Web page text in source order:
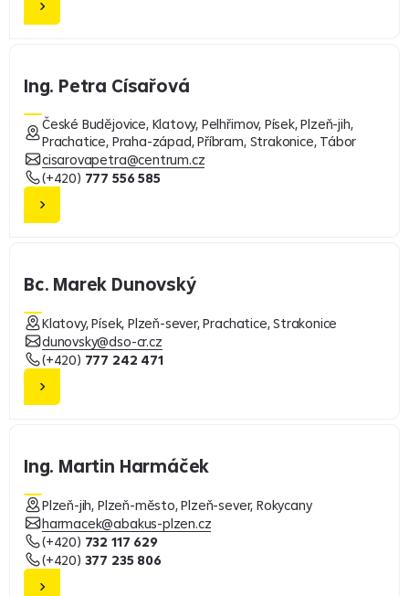
Ing. Petra Císařová
České Budějovice, Klatovy, Pelhřimov, Písek, Plzeň-jih,
Prachatice, Praha-západ, Příbram, Strakonice, Tábor
cisarovapetra@centrum.cz
(+420) 777 556 585
Bc. Marek Dunovský
Klatovy, Písek, Plzeň-sever, Prachatice, Strakonice
dunovsky@dso-cr.cz
(+420) 777 242 471
Ing. Martin Harmáček
Plzeň-jih, Plzeň-město, Plzeň-sever, Rokycany
harmacek@abakus-plzen.cz
(+420) 732 117 629
(+420) 377 235 806